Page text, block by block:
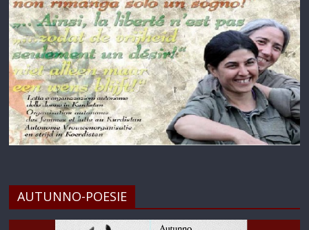
AUTUNNO-POESIE